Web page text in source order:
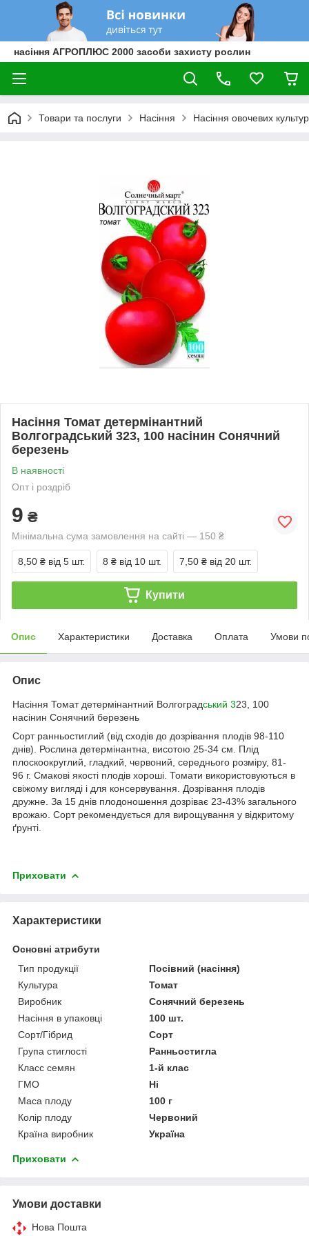
насіння АГРОПЛЮС 2000 засоби захисту рослин
Товари та послуги Насіння Насіння овочевих культур
Насіння Томат детермінантний
Волгоградський 323, 100 насінин Сонячний
березень
В наявності
Опт і роздріб
9 ₴
Мінімальна сума замовлення на сайті — 150 ₴
8,50 ₴ від 5 шт. 8 ₴ від 10 шт. 7,50 ₴ від 20 шт.
Купити
Опис Характеристики Доставка Оплата Умови
Опис
Насіння Томат детермінантний Волгоградський 323, 100
насінин Сонячний березень
Сорт ранньостиглий (від сходів до дозрівання плодів 98-110
днів). Рослина детермінантна, висотою 25-34 см. Плід
плоскоокруглий, гладкий, червоний, середнього розміру, 81-
96 г. Смакові якості плодів хороші. Томати використовуються в
свіжому вигляді і для консервування. Дозрівання плодів
дружне. За 15 днів плодоношення дозріває 23-43% загального
врожаю. Сорт рекомендується для вирощування у відкритому
ґрунті.
Приховати
Характеристики
Основні атрибути
Тип продукції
Посівний (насіння)
Культура
Томат
Виробник
Сонячний березень
Насіння в упаковці
100 шт.
Сорт/Гібрид
Сорт
Група стиглості
Ранньостигла
Класс семян
1-й клас
ГМО
Ні
Маса плоду
100 г
Колір плоду
Червоний
Країна виробник
Україна
Приховати
Умови доставки
Нова Пошта